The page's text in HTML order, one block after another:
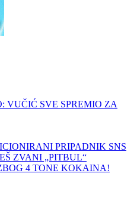
VUČIĆ SVE SPREMIO ZA
PRIPADNIK SNS
ZVANI „PITBUL“
4 TONE KOKAINA!